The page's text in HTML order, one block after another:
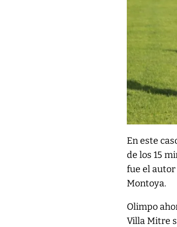
En este
de los 15
fue el
Montoya.
Olimpo
Villa Mitre